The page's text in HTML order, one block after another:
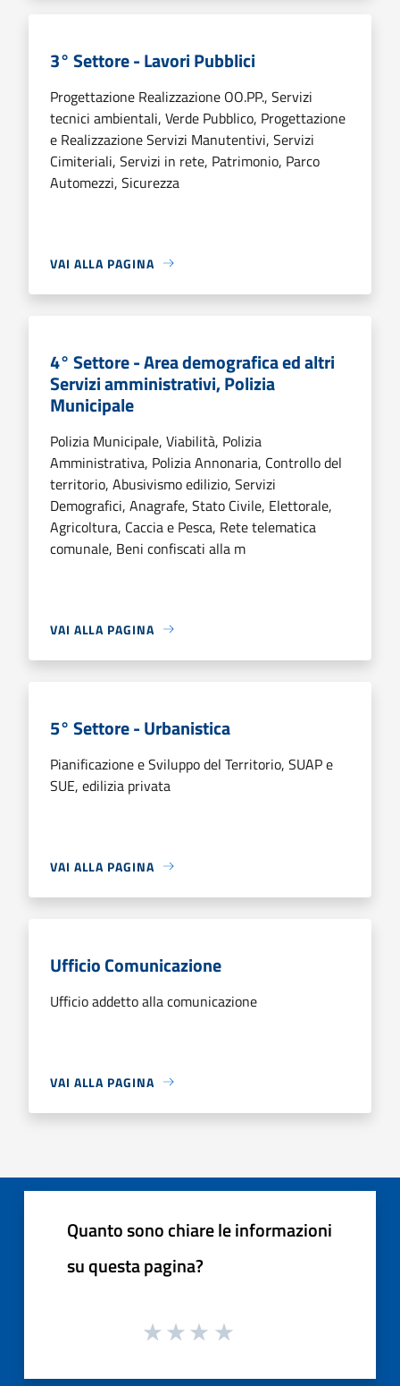
3° Settore - Lavori Pubblici
Progettazione Realizzazione OO.PP., Servizi
tecnici ambientali, Verde Pubblico, Progettazione
e Realizzazione Servizi Manutentivi, Servizi
Cimiteriali, Servizi in rete, Patrimonio, Parco
Automezzi, Sicurezza
VAI ALLA PAGINA
4° Settore - Area demografica ed altri
Servizi amministrativi, Polizia
Municipale
Polizia Municipale, Viabilità, Polizia
Amministrativa, Polizia Annonaria, Controllo del
territorio, Abusivismo edilizio, Servizi
Demografici, Anagrafe, Stato Civile, Elettorale,
Agricoltura, Caccia e Pesca, Rete telematica
comunale, Beni confiscati alla m
VAI ALLA PAGINA
5° Settore - Urbanistica
Pianificazione e Sviluppo del Territorio, SUAP e
SUE, edilizia privata
VAI ALLA PAGINA
Ufficio Comunicazione
Ufficio addetto alla comunicazione
VAI ALLA PAGINA
Quanto sono chiare le informazioni
su questa pagina?